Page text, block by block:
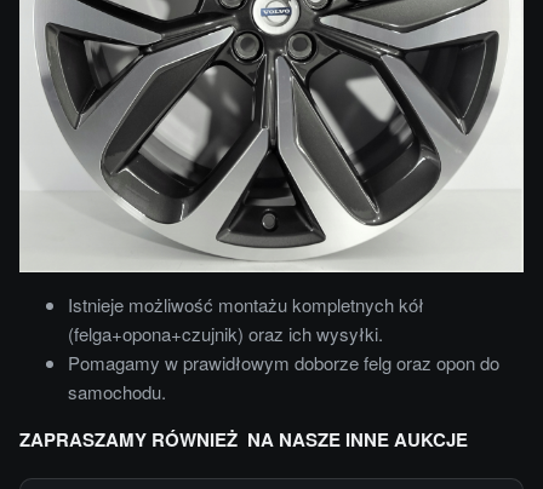
Istnieje możliwość montażu kompletnych kół
(felga+opona+czujnik) oraz ich wysyłki.
Pomagamy w prawidłowym doborze felg oraz opon do
samochodu.
ZAPRASZAMY RÓWNIEŻ NA NASZE INNE AUKCJE